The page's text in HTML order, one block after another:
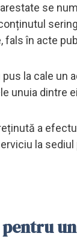
se
fals în acte
la cale un
unuia dintre
a
la